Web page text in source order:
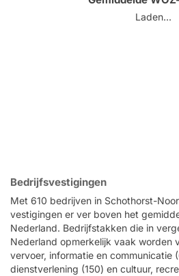
Laden...
Bedrijfsvestigingen
Met 610 bedrijven in Schothorst-
vestigingen er ver boven het
Nederland. Bedrijfstakken die in
Nederland opmerkelijk vaak worden
vervoer, informatie en communicatie
dienstverlening (150) en cultuur,